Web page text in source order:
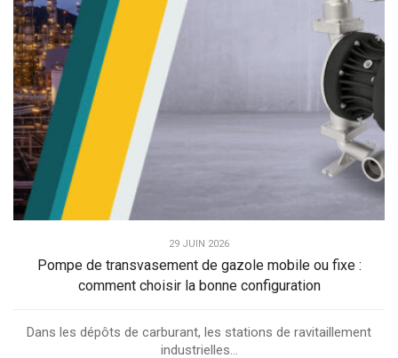
29 JUIN 2026
Pompe de transvasement de gazole mobile ou fixe :
comment choisir la bonne configuration
Dans les dépôts de carburant, les stations de ravitaillement
industrielles...